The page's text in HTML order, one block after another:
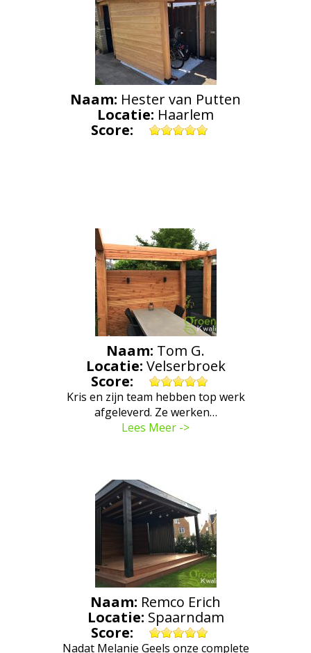
Naam: Hester van Putten
Locatie: Haarlem
Score:
Naam: Tom G.
Locatie: Velserbroek
Score:
Kris en zijn team hebben top werk
afgeleverd. Ze werken…
Lees Meer ->
Naam: Remco Erich
Locatie: Spaarndam
Score:
Nadat Melanie Geels onze complete